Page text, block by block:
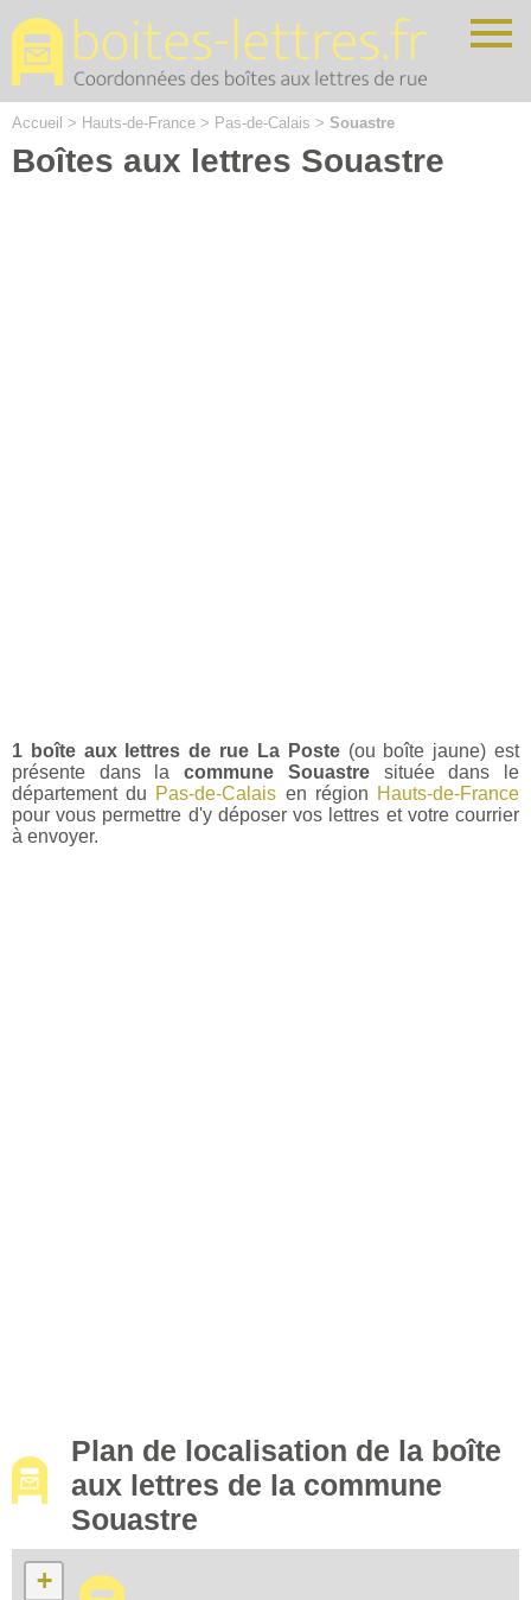
Accueil > Hauts-de-France > Pas-de-Calais > Souastre
Boîtes aux lettres Souastre
1 boîte aux lettres de rue La Poste(ou boîte jaune) est
présente dans lacommune Souastresituée dans le
département du Pas-de-Calais en région Hauts-de-France
pour vous permettre d'y déposer vos lettres et votre courrier
à envoyer.
Plan de localisation de la boîte
aux lettres de la commune
Souastre
+